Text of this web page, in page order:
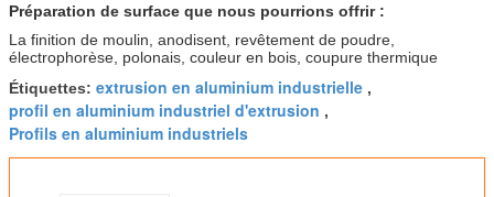
Préparation de surface que nous pourrions offrir :
La finition de moulin, anodisent, revêtement de poudre,
électrophorèse, polonais, couleur en bois, coupure thermique
Étiquettes: extrusion en aluminium industrielle ,
profil en aluminium industriel d'extrusion ,
Profils en aluminium industriels